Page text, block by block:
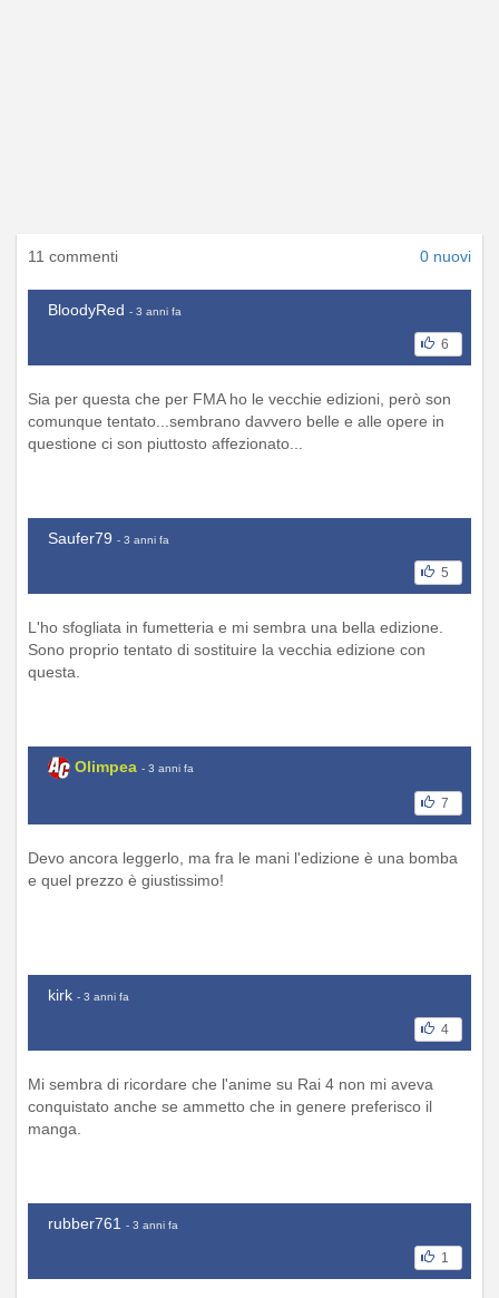
11 commenti 0 nuovi
BloodyRed - 3 anni fa
6
Sia per questa che per FMA ho le vecchie edizioni, però son
comunque tentato...sembrano davvero belle e alle opere in
questione ci son piuttosto affezionato...
Saufer79 - 3 anni fa
5
L'ho sfogliata in fumetteria e mi sembra una bella edizione.
Sono proprio tentato di sostituire la vecchia edizione con
questa.
Olimpea - 3 anni fa
7
Devo ancora leggerlo, ma fra le mani l'edizione è una bomba
e quel prezzo è giustissimo!
kirk - 3 anni fa
4
Mi sembra di ricordare che l'anime su Rai 4 non mi aveva
conquistato anche se ammetto che in genere preferisco il
manga.
rubber761 - 3 anni fa
1